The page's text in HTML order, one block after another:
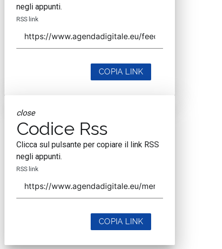
negli appunti.
RSS link
COPIA LINK
close
Codice Rss
Clicca sul pulsante per copiare il link RSS
negli appunti.
RSS link
COPIA LINK